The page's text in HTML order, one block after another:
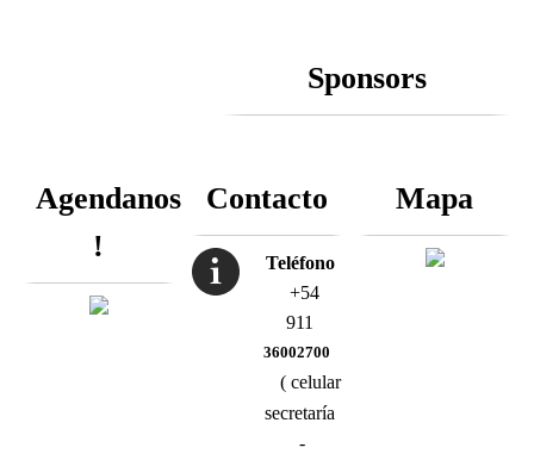
Sponsors
Agendanos
!
Contacto
Teléfono
+54
911
36002700
( celular
secretaría
-
Mapa